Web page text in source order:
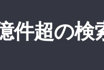
件超の